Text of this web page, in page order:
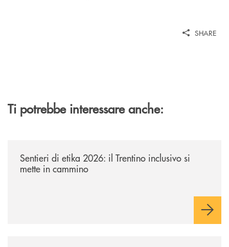
SHARE
Ti potrebbe interessare anche:
Sentieri di etika 2026: il Trentino inclusivo si
mette in cammino